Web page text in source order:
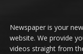
Newspaper is your
website. We provide
videos straight from